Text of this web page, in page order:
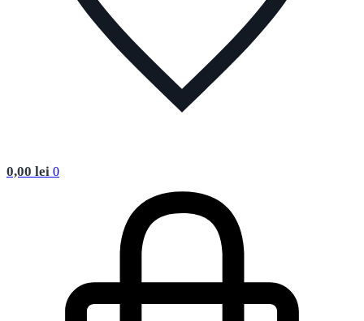
0,00 lei 0